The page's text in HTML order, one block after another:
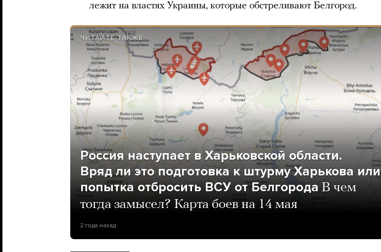
лежит на властях Украины, которые обстреливают Белгород.
ЧИТАЙТЕ ТАКЖЕ
Россия наступает в Харьковской области.
Вряд ли это подготовка к штурму Харькова или
попытка отбросить ВСУ от Белгорода В чем
тогда замысел? Карта боев на 14 мая
2 года назад